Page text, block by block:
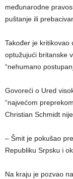
međunarodne
puštanje ili
Također je kritikovao
optužujući britanske
“nehumano
Govoreći o Ured
“najvećom
Christian Schmidt
– Šmit je pokušao
Republiku Srpsku i
Na kraju je pozvao